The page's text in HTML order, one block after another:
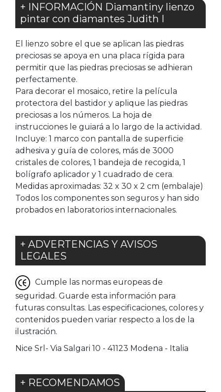
+ INFORMACIÓN Diamantiny lienzo
pintar con diamantes Judith I
El lienzo sobre el que se aplican las piedras
preciosas se apoya en una placa rígida para
permitir que las piedras preciosas se adhieran
perfectamente.
Para decorar el mosaico, retire la película
protectora del bastidor y aplique las piedras
preciosas a los números. La hoja de
instrucciones le guiará a lo largo de la actividad.
Incluye: 1 marco con pantalla de superficie
adhesiva y guía de colores, más de 3000
cristales de colores, 1 bandeja de recogida, 1
bolígrafo aplicador y 1 cuadrado de cera.
Medidas aproximadas: 32 x 30 x 2 cm (embalaje)
Todos los componentes son seguros y han sido
probados en laboratorios internacionales.
+ ADVERTENCIAS Y AVISOS
LEGALES
Cumple las normas europeas de
seguridad. Guarde esta información para
futuras consultas. Las especificaciones, colores y
contenidos pueden variar respecto a los de la
ilustración.
Nice Srl- Via Salgari 10 - 41123 Modena - Italia
+ RECOMENDAMOS